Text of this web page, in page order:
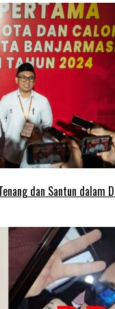
dan Santun dalam